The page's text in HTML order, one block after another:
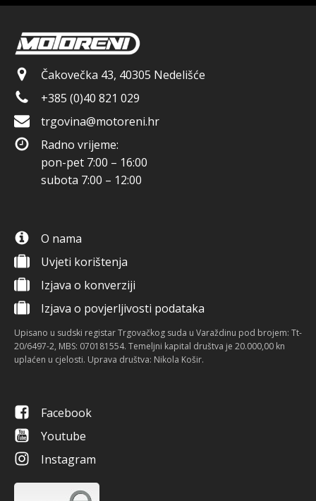
Čakovečka 43, 40305 Nedelišće
+385 (0)40 821 029
trgovina@motoreni.hr
Radno vrijeme:
pon-pet 7:00 – 16:00
subota 7:00 – 12:00
O nama
Uvjeti korištenja
Izjava o konverziji
Izjava o povjerljivosti podataka
Upisano u sudski registar Trgovačkog suda u Varaždinu pod brojem: Tt-
20/6497-2, MBS: 070181554. Temeljni kapital društva je 20.000,00 kn
uplaćen u cjelosti. Uprava društva: Nikola Košir.
Facebook
Youtube
Instagram